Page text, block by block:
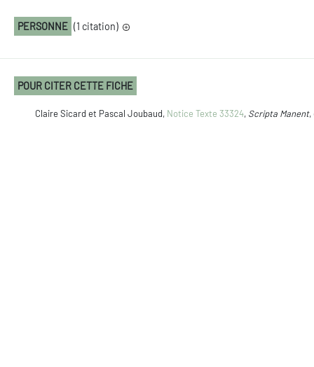
PERSONNE (1 citation)
POUR CITER CETTE FICHE
Claire Sicard et Pascal Joubaud, Notice Texte 33324, Scripta Manent,